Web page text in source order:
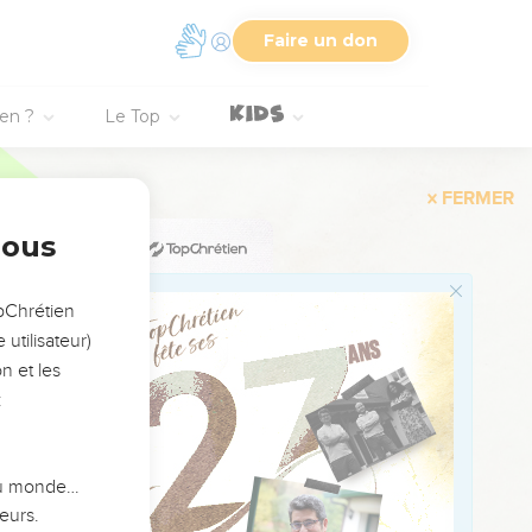
Faire un don
? Le Top
qui venaient de
en Egypte.
nous avons trouvé.
son fils.
utilisateur)
et les
monde…